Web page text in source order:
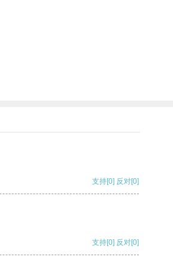
支持[0] 反对[0]
支持[0] 反对[0]